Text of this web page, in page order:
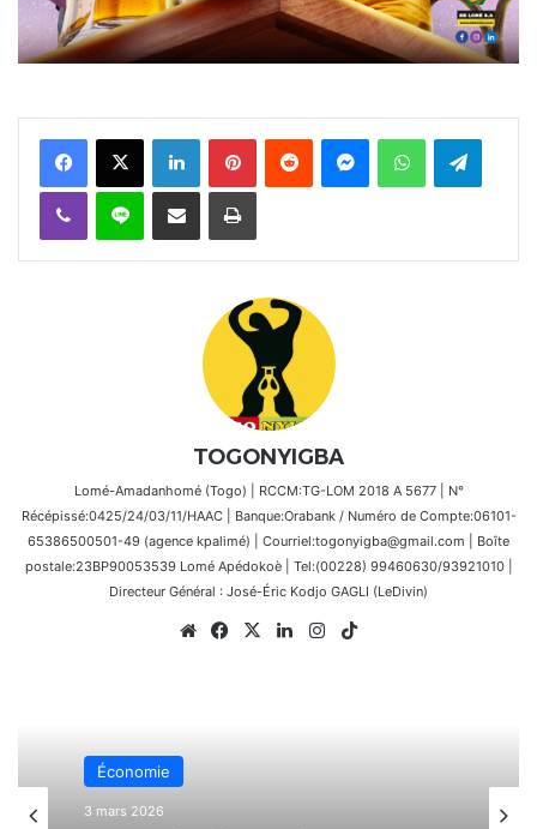
FacebookX Linkedin PinterestReddit MessengerWhatsAppTelegram
Viber Ligne Partager par email Imprimer
TOGONYIGBA
Lomé-Amadanhomé (Togo) | RCCM:TG-LOM 2018 A 5677 | N°
Récépissé:0425/24/03/11/HAAC | Banque:Orabank / Numéro de Compte:06101-
65386500501-49 (agence kpalimé) | Courriel:togonyigba@gmail.com | Boîte
postale:23BP90053539 Lomé Apédokoè | Tel:(00228) 99460630/93921010 |
Directeur Général : José-Éric Kodjo GAGLI (LeDivin)
WebsiteFacebook
X LinkedinInstagram
Économie
3 mars 2026